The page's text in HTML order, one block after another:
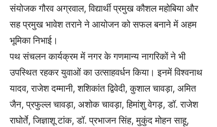
संयोजक गौरव अग्रवाल, विद्यार्थी प्रमुख कौशल महोबिया और
सह प्रमुख भावेश तराने ने आयोजन को सफल बनाने में अहम
भूमिका निभाई।
पथ संचलन कार्यक्रम में नगर के गणमान्य नागरिकों ने भी
उपस्थित रहकर युवाओं का उत्साहवर्धन किया। इनमें विश्वनाथ
यादव, राजेश दम्मानी, शशिकांत द्विवेदी, कुशाल चावड़ा, अमित
जैन, प्रफुल्ल चावड़ा, अशोक चावड़ा, हिमांशु वेगड़, डॉ. राजेश
राघोर्ते, जिज्ञाशू टांक, डॉ. प्रभाजन सिंह, मुकुंद मोहन साहू,